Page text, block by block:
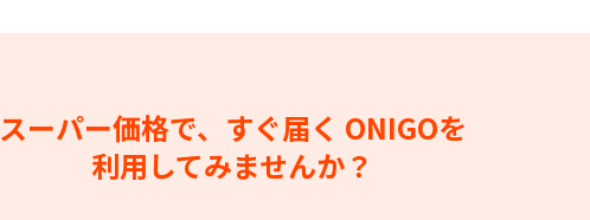
スーパー価格で、すぐ届く ONIGOを
利用してみませんか？